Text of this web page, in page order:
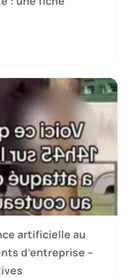
artificielle au
d’entreprise –